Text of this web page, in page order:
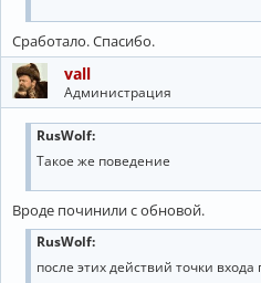
Сработало. Спасибо.
vall
Администрация
RusWolf:
Такое же поведение
Вроде починили с обновой.
RusWolf:
после этих действий точки входа